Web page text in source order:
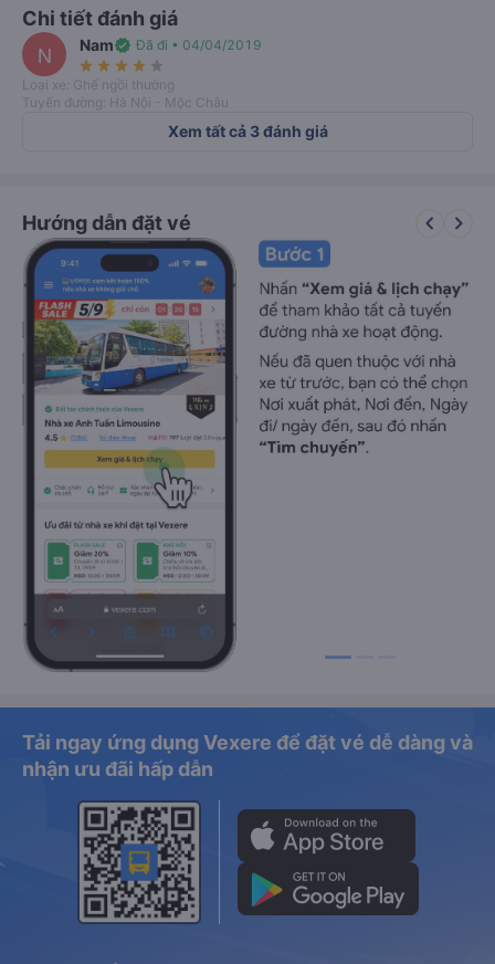
Chi tiết đánh giá
N Namverified Đã đi • 04/04/2019
star_rate star_rate star_rate star_rate star_rate
Loại xe: Ghế ngồi thường
Tuyến đường: Hà Nội - Mộc Châu
Xem tất cả 3 đánh giá
Hướng dẫn đặt vé keyboard_arrow_left keyboard_arrow_right
Tải ngay ứng dụng Vexere để đặt vé dễ dàng và
nhận ưu đãi hấp dẫn